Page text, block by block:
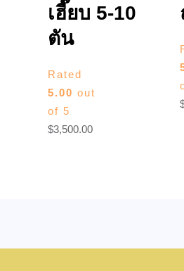
เฮี๊ยบ 5-10
ตัน
Rated
5.00 out
of 5
$3,500.00